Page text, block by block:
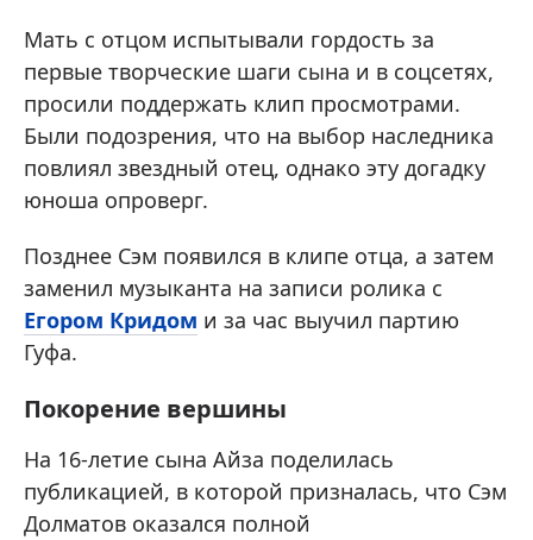
Мать с отцом испытывали гордость за
первые творческие шаги сына и в соцсетях,
просили поддержать клип просмотрами.
Были подозрения, что на выбор наследника
повлиял звездный отец, однако эту догадку
юноша опроверг.
Позднее Сэм появился в клипе отца, а затем
заменил музыканта на записи ролика с
Егором Кридом и за час выучил партию
Гуфа.
Покорение вершины
На 16-летие сына Айза поделилась
публикацией, в которой призналась, что Сэм
Долматов оказался полной